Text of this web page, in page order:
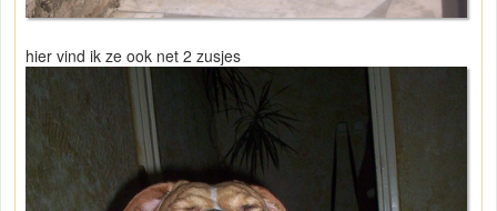
hier vind ik ze ook net 2 zusjes